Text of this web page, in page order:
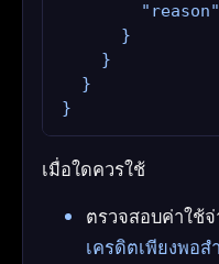
      }
    }
  }
}
เมื่อใดควรใช้
ตรวจสอบค่าใช้
เครดิตเพียงพอส